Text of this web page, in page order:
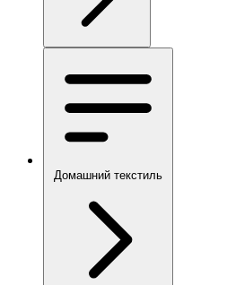
Домашний текстиль